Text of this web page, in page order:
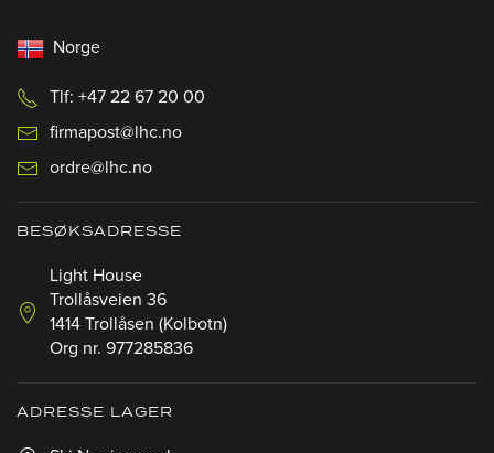
Norge
Tlf: +47 22 67 20 00
firmapost@lhc.no
ordre@lhc.no
BESØKSADRESSE
Light House
Trollåsveien 36
1414 Trollåsen (Kolbotn)
Org nr. 977285836
ADRESSE LAGER